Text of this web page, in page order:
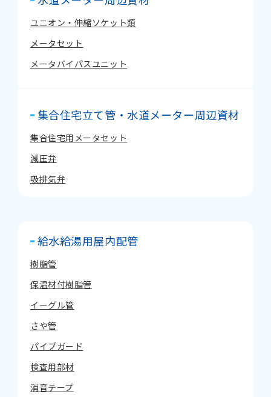
ユニオン・伸縮ソケット類
メータセット
メータバイパスユニット
集合住宅立て管・水道メーター周辺資材
集合住宅用メータセット
減圧弁
吸排気弁
給水給湯用屋内配管
樹脂管
保温材付樹脂管
イーグル管
さや管
パイプガード
検査用部材
消音テープ